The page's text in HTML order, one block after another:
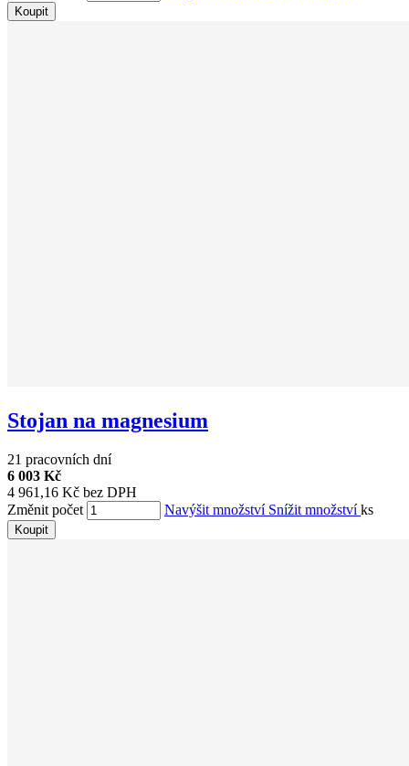
Koupit
Stojan na magnesium
21 pracovních dní
6 003 Kč
4 961,16 Kč bez DPH
Změnit počet
Navýšit množství Snížit množstvíks
Koupit